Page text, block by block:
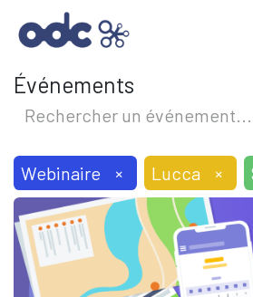
Événements
Webinaire × Lucca ×